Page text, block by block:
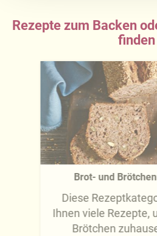
Näheres über uns erfahren
Rezepte zum Backen
finden
Brot- und
Diese
Ihnen viele Rezepte,
Brötchen